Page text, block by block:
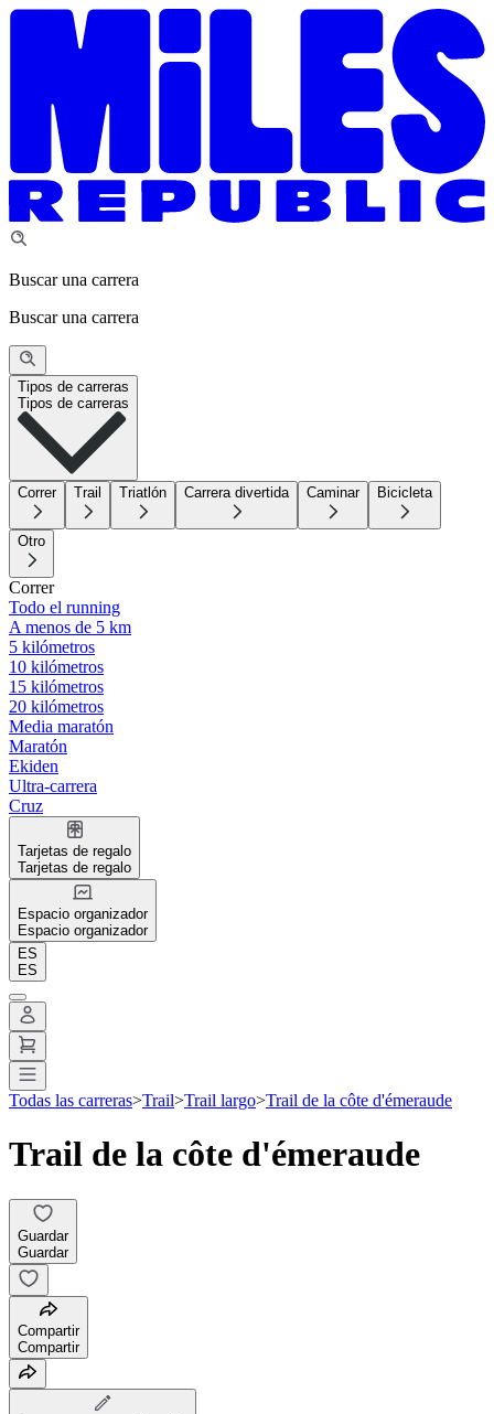
Buscar una carrera
Buscar una carrera
Tipos de carreras
Tipos de carreras
Correr Trail Triatlón Carrera divertida Caminar Bicicleta
Otro
Correr
Todo el running
A menos de 5 km
5 kilómetros
10 kilómetros
15 kilómetros
20 kilómetros
Media maratón
Maratón
Ekiden
Ultra-carrera
Cruz
Tarjetas de regalo
Tarjetas de regalo
Espacio organizador
Espacio organizador
ES
ES
Todas las carreras>Trail>Trail largo>Trail de la côte d'émeraude
Trail de la côte d'émeraude
Guardar
Guardar
Compartir
Compartir